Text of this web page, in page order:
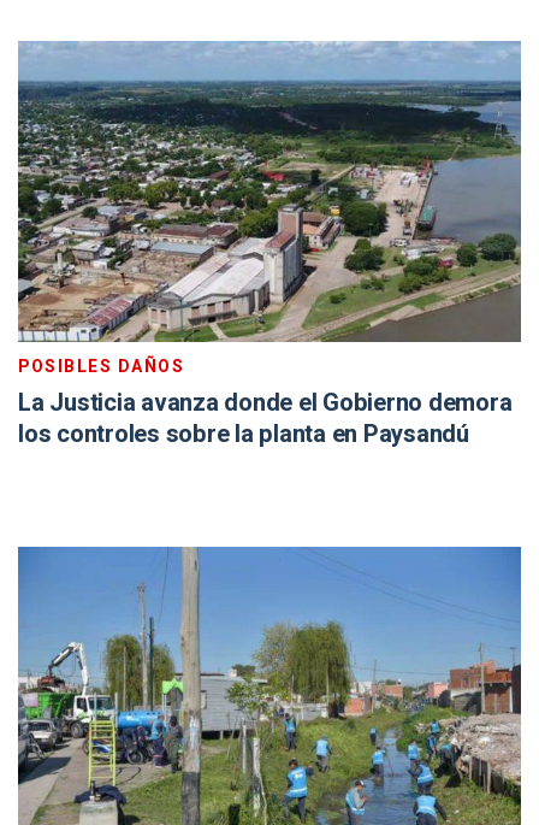
POSIBLES DAÑOS
La Justicia avanza donde el Gobierno demora
los controles sobre la planta en Paysandú